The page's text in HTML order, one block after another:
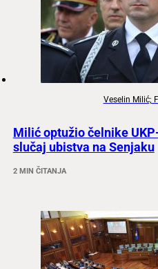
Veselin Milić;
Milić optužio čelnike
slučaj ubistva na Senjaku
2 MIN ČITANJA